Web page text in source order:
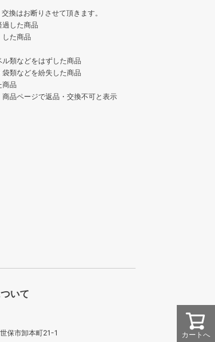
カートへ
換はお断りさせて頂きます。
過した商品
した商品
ル類などをはずした商品
袋類などを紛失した商品
商品
商品ページで返品・交換不可と表示
いて
保市卸本町21-1